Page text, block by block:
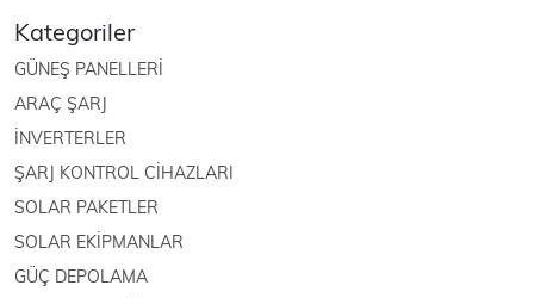
Kategoriler
GÜNEŞ PANELLERİ
ARAÇ ŞARJ
İNVERTERLER
ŞARJ KONTROL CİHAZLARI
SOLAR PAKETLER
SOLAR EKİPMANLAR
GÜÇ DEPOLAMA